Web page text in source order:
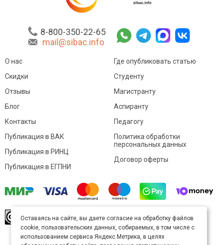
8-800-350-22-65
mail@sibac.info
О нас
Скидки
Отзывы
Блог
Контакты
Где опубликовать статью
Студенту
Магистранту
Аспиранту
Педагогу
Публикация в ВАК
Публикация в РИНЦ
Публикация в ЕГПНИ
Политика обработки
персональных данных
Договор оферты
произведение доступно полицензии Creative
Commons «Attribution» («Атрибуция») 4.0
Непортированная.
Оставаясь на сайте, вы даете согласие на обработку файлов
cookie, пользовательских данных, собираемых, в том числе с
использованием сервиса Яндекс.Метрика, в целях